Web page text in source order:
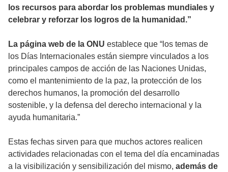
los recursos para abordar los problemas mundiales y
celebrar y reforzar los logros de la humanidad.”
La página web de la ONU establece que “los temas de
los Días Internacionales están siempre vinculados a los
principales campos de acción de las Naciones Unidas,
como el mantenimiento de la paz, la protección de los
derechos humanos, la promoción del desarrollo
sostenible, y la defensa del derecho internacional y la
ayuda humanitaria.”
Estas fechas sirven para que muchos actores realicen
actividades relacionadas con el tema del día encaminadas
a la visibilización y sensibilización del mismo, además de